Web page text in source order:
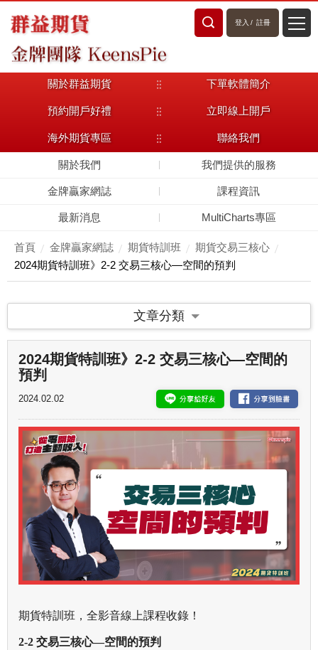
登入 / 註冊
關於群益期貨 下單軟體簡介
預約開戶好禮 立即線上開戶
海外期貨專區 聯絡我們
關於我們 我們提供的服務
金牌贏家網誌 課程資訊
最新消息 MultiCharts專區
首頁 金牌贏家網誌 期貨特訓班
期貨交易三核心
2024期貨特訓班》2-2 交易三核心—空間的預判
文章分類
2024期貨特訓班》2-2 交易三核心—空間的
預判
2024.02.02
期貨特訓班，全影音線上課程收錄！
2-2 交易三核心—空間的預判